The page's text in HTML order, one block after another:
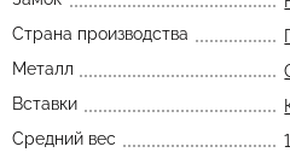
Страна производства
Металл
Вставки
Средний вес